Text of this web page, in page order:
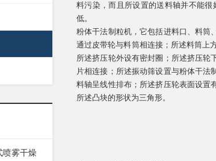
喷雾干燥
料污染，而且所设置的送料轴并不能
低。
粉体干法制粒机，它包括进料口、料筒
通过皮带轮与料筒相连接；所述料筒上
所述挤压轮外设有密封圈；所述挤压轮
片相连接；所述振动筛设置与粉体干
料轴呈线性排布；所述挤压轮表面设置
所述凸块的形状为三角形。